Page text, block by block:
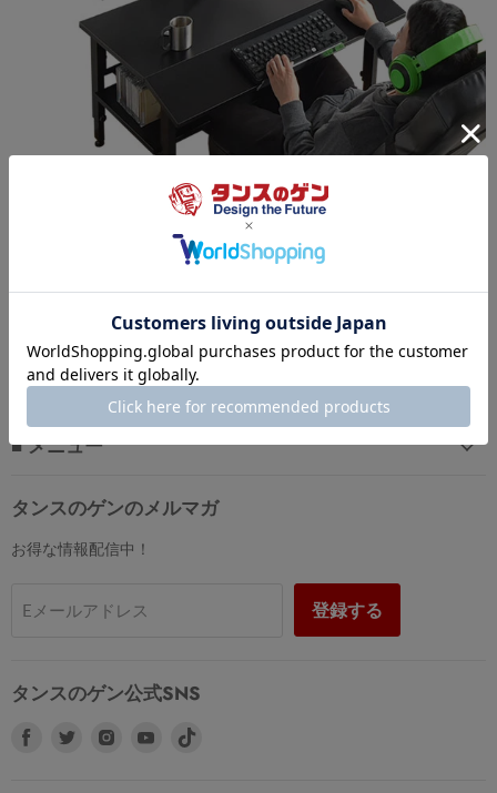
■ ご利用ガイド
■ メニュー
タンスのゲンのメルマガ
お得な情報配信中！
Eメールアドレス 登録する
タンスのゲン公式SNS
FacebookTwitter InstagramYoutube